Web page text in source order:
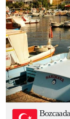
Bozcaada